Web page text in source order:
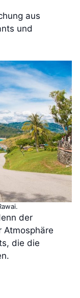
aus
und
der
die die